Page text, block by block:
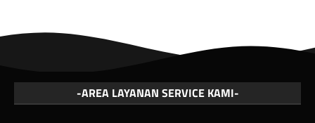
-AREA LAYANAN SERVICE KAMI-